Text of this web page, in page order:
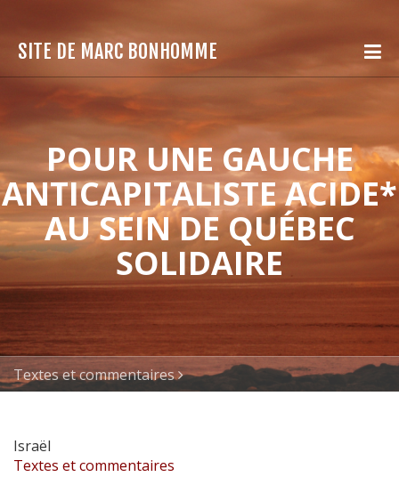
SITE DE MARC BONHOMME
POUR UNE GAUCHE
ANTICAPITALISTE ACIDE*
AU SEIN DE QUÉBEC
SOLIDAIRE
Textes et commentaires
Israël
Textes et commentaires